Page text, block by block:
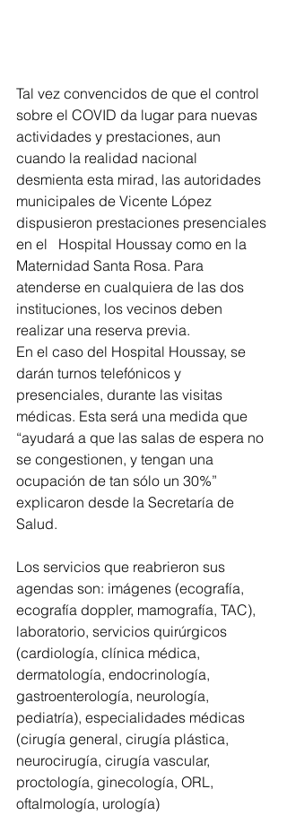
Tal vez convencidos de que el control
sobre el COVID da lugar para nuevas
actividades y prestaciones, aun
cuando la realidad nacional
desmienta esta mirad, las autoridades
municipales de Vicente López
dispusieron prestaciones presenciales
en el   Hospital Houssay como en la
Maternidad Santa Rosa. Para
atenderse en cualquiera de las dos
instituciones, los vecinos deben
realizar una reserva previa.
En el caso del Hospital Houssay, se
darán turnos telefónicos y
presenciales, durante las visitas
médicas. Esta será una medida que
“ayudará a que las salas de espera no
se congestionen, y tengan una
ocupación de tan sólo un 30%”
explicaron desde la Secretaría de
Salud.
Los servicios que reabrieron sus
agendas son: imágenes (ecografía,
ecografía doppler, mamografía, TAC),
laboratorio, servicios quirúrgicos
(cardiología, clínica médica,
dermatología, endocrinología,
gastroenterología, neurología,
pediatría), especialidades médicas
(cirugía general, cirugía plástica,
neurocirugía, cirugía vascular,
proctología, ginecología, ORL,
oftalmología, urología)